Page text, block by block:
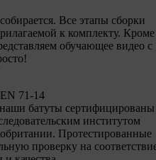
Все этапы сборки
к комплекту. Кроме
обучающее видео с
71-14
батуты сертифицированы
институтом
Протестированные
проверку на